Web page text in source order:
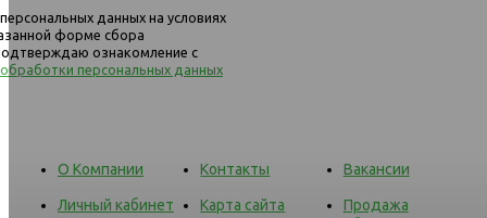
данных на условиях
форме сбора
ознакомление с
персональных данных
О Компании Контакты Вакансии
Личный кабинет Карта сайта
Продажа